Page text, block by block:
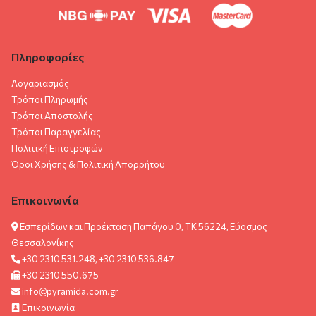
Πληροφορίες
Λογαριασμός
Τρόποι Πληρωμής
Τρόποι Αποστολής
Τρόποι Παραγγελίας
Πολιτική Επιστροφών
Όροι Χρήσης & Πολιτική Aπορρήτου
Επικοινωνία
Εσπερίδων και Προέκταση Παπάγου 0, ΤΚ 56224, Εύοσμος
Θεσσαλονίκης
+30 2310 531.248, +30 2310 536.847
+30 2310 550.675
info@pyramida.com.gr
Επικοινωνία